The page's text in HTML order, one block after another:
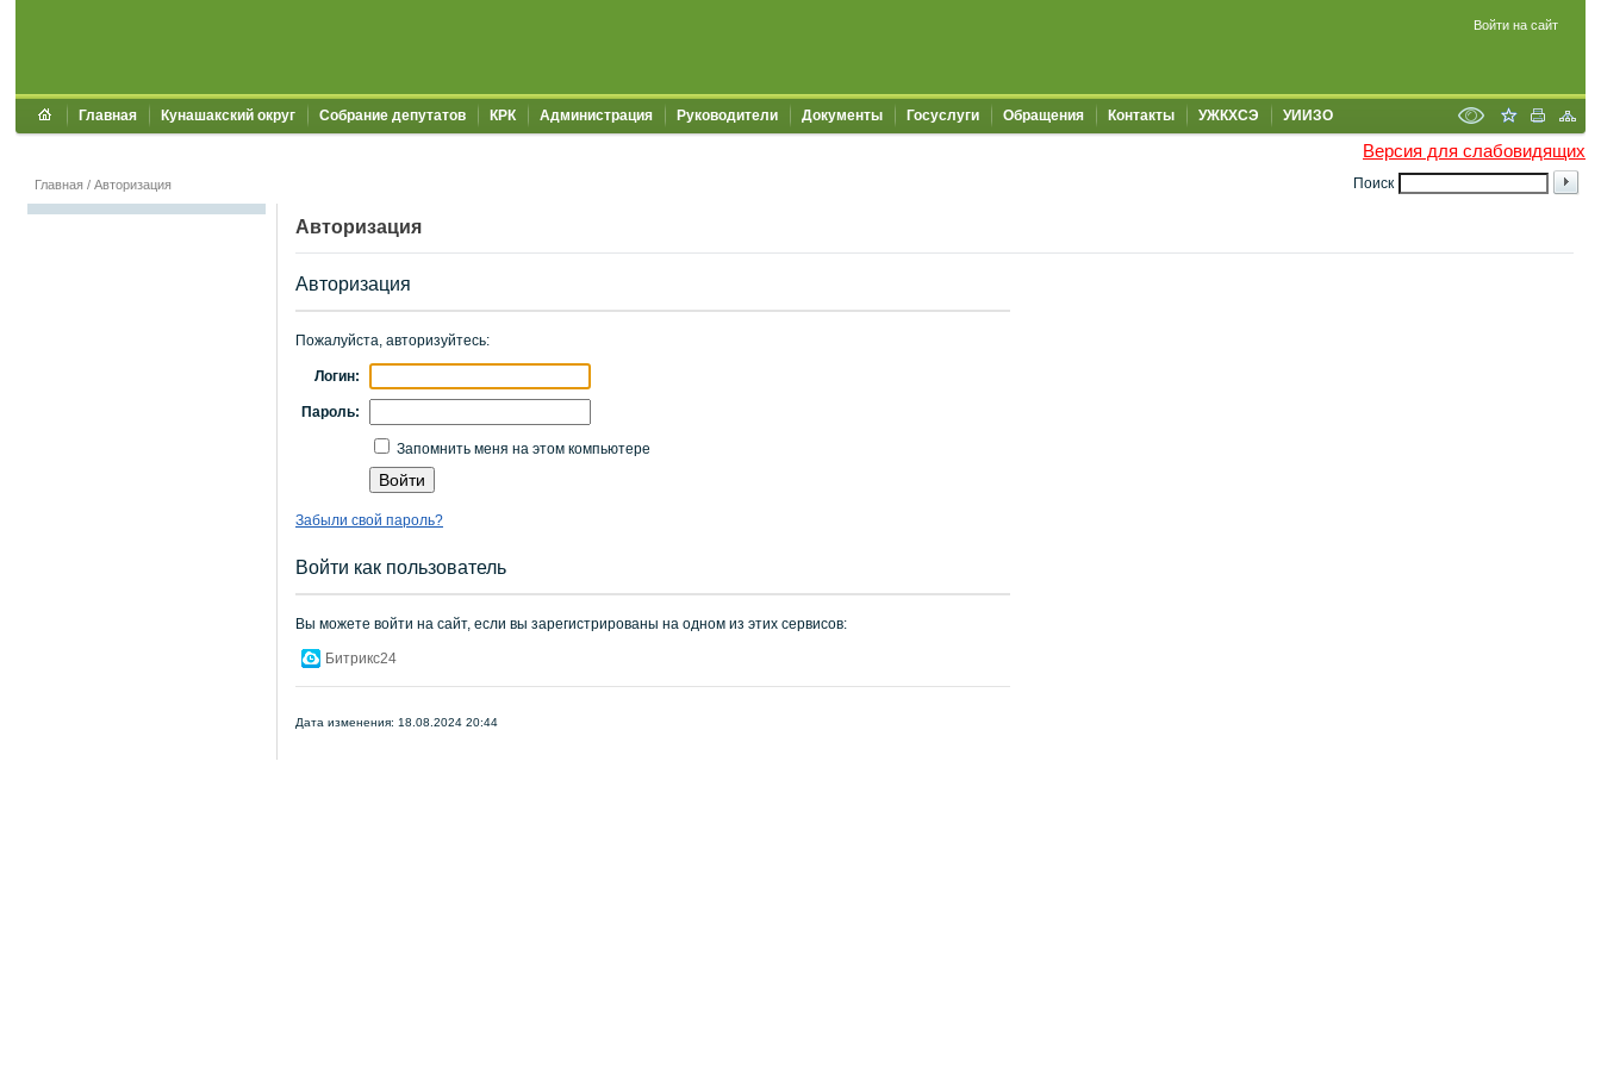
Войти на сайт
Главная Кунашакский округ Собрание депутатов КРК Администрация Руководители Документы Госуслуги Обращения Контакты УЖКХСЭ УИИЗО
Версия для слабовидящих
Поиск
Главная / Авторизация
Авторизация
Авторизация
Пожалуйста, авторизуйтесь:
Логин:
Пароль:
Запомнить меня на этом компьютере
Забыли свой пароль?
Войти как пользователь
Вы можете войти на сайт, если вы зарегистрированы на одном из этих сервисов:
Битрикс24
Дата изменения: 18.08.2024 20:44